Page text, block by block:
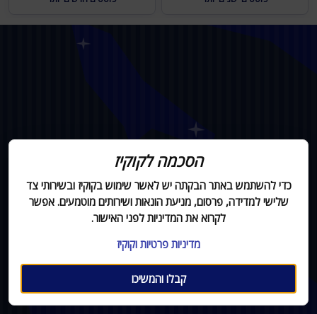
הסכמה לקוקיז
כדי להשתמש באתר הבקתה יש לאשר שימוש בקוקיז ובשירותי צד
שלישי למדידה, פרסום, מניעת הונאות ושירותים מוטמעים. אפשר
לקרוא את המדיניות לפני האישור.
מדיניות פרטיות וקוקיז
קבלו והמשיכו